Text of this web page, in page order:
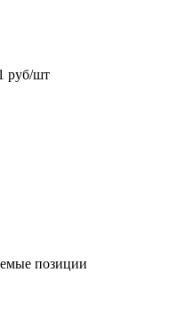
руб/шт
позиции